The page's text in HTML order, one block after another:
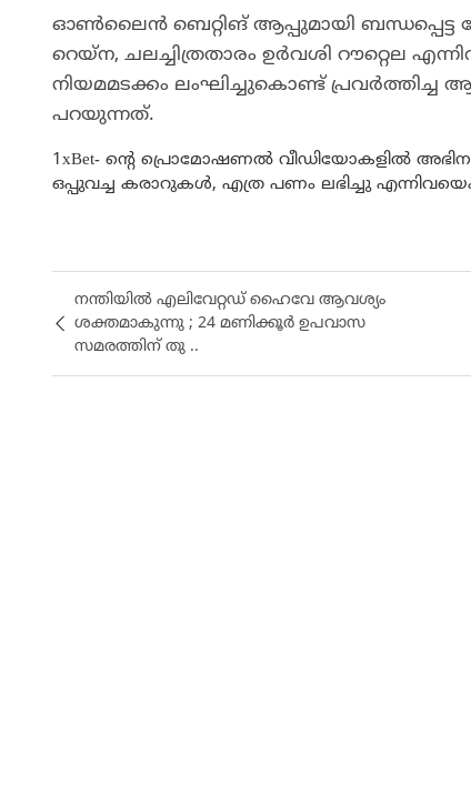
ഓണ്‍ലൈന്‍ ബെറ്റിങ് ആപ്പുമായി ബന്ധപ്പെട്ട
റെയ്ന, ചലച്ചിത്രതാരം ഉര്‍വശി റൗറ്റെല
നിയമമടക്കം ലംഘിച്ചുകൊണ്ട്
പറയുന്നത്.
1xBet- ൻ്റെ പ്രൊമോഷണൽ വീഡിയോകളിൽ
ഒപ്പുവച്ച കരാറുകൾ, എത്ര പണം ലഭിച്ചു
നന്തിയിൽ എലിവേറ്റഡ് ഹൈവേ ആവശ്യം
ശക്തമാകുന്നു ; 24 മണിക്കൂർ ഉപവാസ
സമരത്തിന് തു ..